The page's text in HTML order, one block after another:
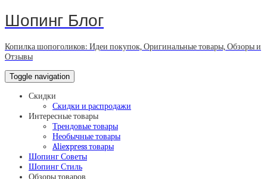
Шопинг Блог
Копилка шопоголиков: Идеи покупок, Оригинальные товары, Обзоры и
Отзывы
Toggle navigation
Скидки
Скидки и распродажи
Интересные товары
Трендовые товары
Необычные товары
Aliexpress товары
Шопинг Советы
Шопинг Стиль
Обзоры товаров